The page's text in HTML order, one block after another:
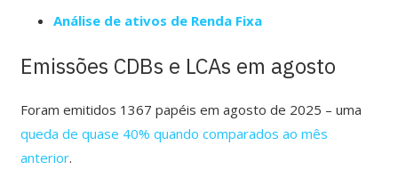
Análise de ativos de Renda Fixa
Emissões CDBs e LCAs em agosto
Foram emitidos 1367 papéis em agosto de 2025 – uma
queda de quase 40% quando comparados ao mês
anterior.